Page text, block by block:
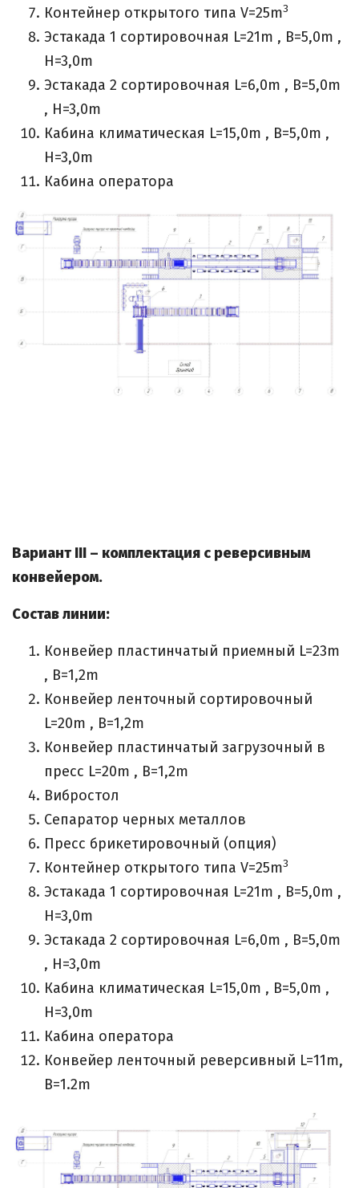
Контейнер открытого типа V=25m3
Эстакада 1 сортировочная L=21m , B=5,0m ,
H=3,0m
Эстакада 2 сортировочная L=6,0m , B=5,0m
, H=3,0m
Кабина климатическая L=15,0m , B=5,0m ,
H=3,0m
Кабина оператора
Вариант III – комплектация с реверсивным
конвейером.
Состав линии:
Конвейер пластинчатый приемный L=23m
, B=1,2m
Конвейер ленточный сортировочный
L=20m , B=1,2m
Конвейер пластинчатый загрузочный в
пресс L=20m , B=1,2m
Вибростол
Сепаратор черных металлов
Пресс брикетировочный (опция)
Контейнер открытого типа V=25m3
Эстакада 1 сортировочная L=21m , B=5,0m ,
H=3,0m
Эстакада 2 сортировочная L=6,0m , B=5,0m
, H=3,0m
Кабина климатическая L=15,0m , B=5,0m ,
H=3,0m
Кабина оператора
Конвейер ленточный реверсивный L=11m,
B=1.2m